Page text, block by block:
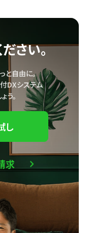
さい。
と自由に。
DXシステム
う。
し
求